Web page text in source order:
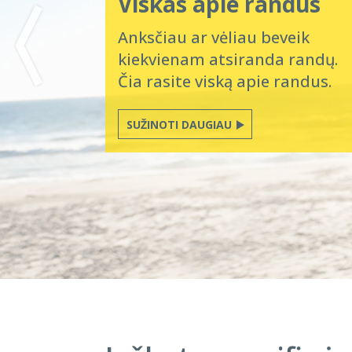
Anksčiau ar vėliau beveik
kiekvienam atsiranda randų.
Čia rasite viską apie randus.
SUŽINOTI DAUGIAU